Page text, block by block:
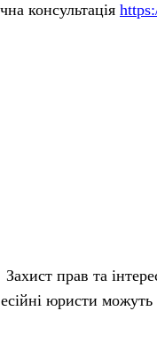
консультація
Захист прав та
юристи